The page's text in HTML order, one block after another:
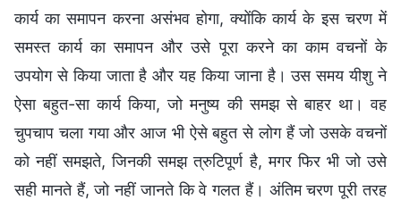
कार्य का समापन करना असंभव होगा, क्योंकि कार्य के इस चरण में
समस्त कार्य का समापन और उसे पूरा करने का काम वचनों के
उपयोग से किया जाता है और यह किया जाना है। उस समय यीशु ने
ऐसा बहुत-सा कार्य किया, जो मनुष्य की समझ से बाहर था। वह
चुपचाप चला गया और आज भी ऐसे बहुत से लोग हैं जो उसके वचनों
को नहीं समझते, जिनकी समझ त्रुटिपूर्ण है, मगर फिर भी जो उसे
सही मानते हैं, जो नहीं जानते कि वे गलत हैं। अंतिम चरण पूरी तरह